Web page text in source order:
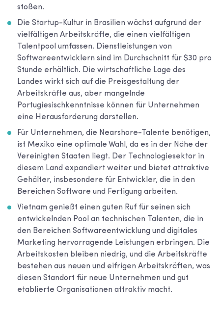
stoßen.
Die Startup-Kultur in Brasilien wächst aufgrund der
vielfältigen Arbeitskräfte, die einen vielfältigen
Talentpool umfassen. Dienstleistungen von
Softwareentwicklern sind im Durchschnitt für $30 pro
Stunde erhältlich. Die wirtschaftliche Lage des
Landes wirkt sich auf die Preisgestaltung der
Arbeitskräfte aus, aber mangelnde
Portugiesischkenntnisse können für Unternehmen
eine Herausforderung darstellen.
Für Unternehmen, die Nearshore-Talente benötigen,
ist Mexiko eine optimale Wahl, da es in der Nähe der
Vereinigten Staaten liegt. Der Technologiesektor in
diesem Land expandiert weiter und bietet attraktive
Gehälter, insbesondere für Entwickler, die in den
Bereichen Software und Fertigung arbeiten.
Vietnam genießt einen guten Ruf für seinen sich
entwickelnden Pool an technischen Talenten, die in
den Bereichen Softwareentwicklung und digitales
Marketing hervorragende Leistungen erbringen. Die
Arbeitskosten bleiben niedrig, und die Arbeitskräfte
bestehen aus neuen und eifrigen Arbeitskräften, was
diesen Standort für neue Unternehmen und gut
etablierte Organisationen attraktiv macht.